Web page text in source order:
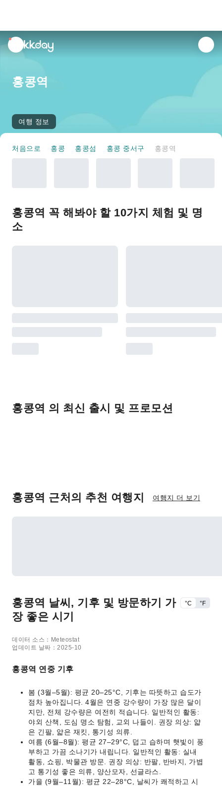
unread
notifications
홍콩역
여행 정보
처음으로 홍콩 홍콩섬 홍콩 중서구 홍콩역
홍콩역 꼭 해봐야 할 10가지 체험 및 명
소
홍콩역 의 최신 출시 및 프로모션
홍콩역 근처의 추천 여행지 여행지 더 보기
홍콩역 날씨, 기후 및 방문하기 가
장 좋은 시기
°C °F
데이터 소스：Meteostat
업데이트 날짜：2025-10
홍콩역 연중 기후
봄 (3월–5월): 평균 20–25°C, 기후는 따뜻하고 습도가
점차 높아집니다. 4월은 연중 강수량이 가장 많은 달이
지만, 전체 강수량은 여전히 적습니다. 일반적인 활동:
야외 산책, 도심 명소 탐험, 교외 나들이. 권장 의상: 얇
은 긴팔, 얇은 재킷, 통기성 의류.
여름 (6월–8월): 평균 27–29°C, 덥고 습하며 햇빛이 풍
부하고 가끔 소나기가 내립니다. 일반적인 활동: 실내
활동, 쇼핑, 박물관 방문. 권장 의상: 반팔, 반바지, 가볍
고 통기성 좋은 의류, 양산모자, 선글라스.
가을 (9월–11월): 평균 22–28°C, 날씨가 쾌적하고 시